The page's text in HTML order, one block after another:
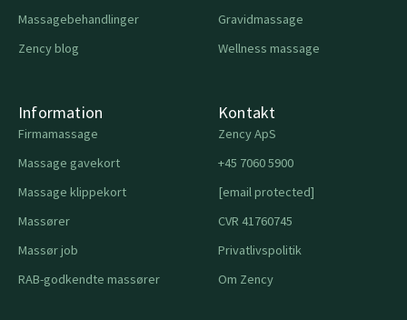
Massagebehandlinger
Zency blog
Gravidmassage
Wellness massage
Information
Firmamassage
Massage gavekort
Massage klippekort
Massører
Massør job
RAB-godkendte massører
Kontakt
Zency ApS
+45 7060 5900
[email protected]
CVR 41760745
Privatlivspolitik
Om Zency